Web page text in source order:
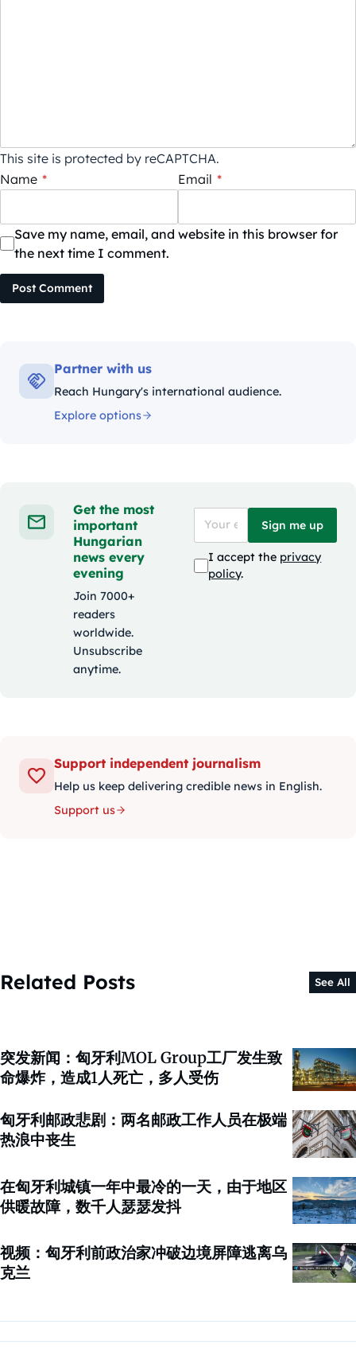
This site is protected by reCAPTCHA.
Name * Email *
Save my name, email, and website in this browser for
the next time I comment.
Post Comment
Partner with us
Reach Hungary's international audience.
Explore options
Get the most
important
Hungarian
news every
evening
Join 7000+
readers
worldwide.
Unsubscribe
anytime.
Sign me up
I accept the privacy
policy.
Support independent journalism
Help us keep delivering credible news in English.
Support us
Related Posts See All
突发新闻：匈牙利MOL Group工厂发生致
命爆炸，造成1人死亡，多人受伤
匈牙利邮政悲剧：两名邮政工作人员在极端
热浪中丧生
在匈牙利城镇一年中最冷的一天，由于地区
供暖故障，数千人瑟瑟发抖
视频：匈牙利前政治家冲破边境屏障逃离乌
克兰